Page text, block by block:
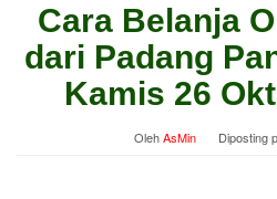
Cara Belanja
dari Padang
Kamis 26
OlehAsMin Diposting